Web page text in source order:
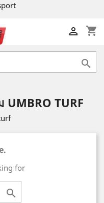
shopping_cart


UMBRO TURF
for
